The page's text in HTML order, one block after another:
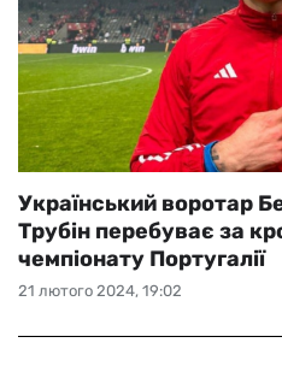
21 лютого 2024, 19:02
Український воротар
Трубін перебуває за
чемпіонату Португалії